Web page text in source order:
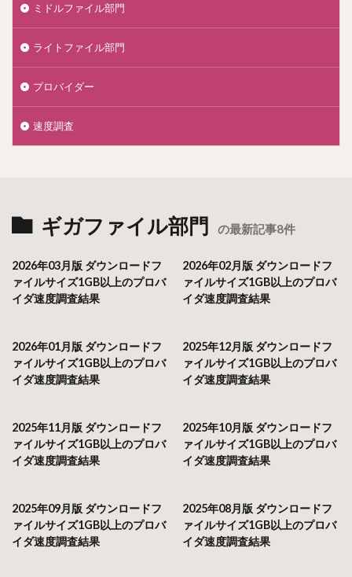
ミドルファイル部門
ライトファイル部門
プロバイダー
速度調査
ギガファイル部門 の最新記事8件
2026年03月版 ダウンロードフ
ァイルサイズ1GB以上のプロバ
イダ速度調査結果
2026年02月版 ダウンロードフ
ァイルサイズ1GB以上のプロバ
イダ速度調査結果
2026年01月版 ダウンロードフ
ァイルサイズ1GB以上のプロバ
イダ速度調査結果
2025年12月版 ダウンロードフ
ァイルサイズ1GB以上のプロバ
イダ速度調査結果
2025年11月版 ダウンロードフ
ァイルサイズ1GB以上のプロバ
イダ速度調査結果
2025年10月版 ダウンロードフ
ァイルサイズ1GB以上のプロバ
イダ速度調査結果
2025年09月版 ダウンロードフ
ァイルサイズ1GB以上のプロバ
イダ速度調査結果
2025年08月版 ダウンロードフ
ァイルサイズ1GB以上のプロバ
イダ速度調査結果